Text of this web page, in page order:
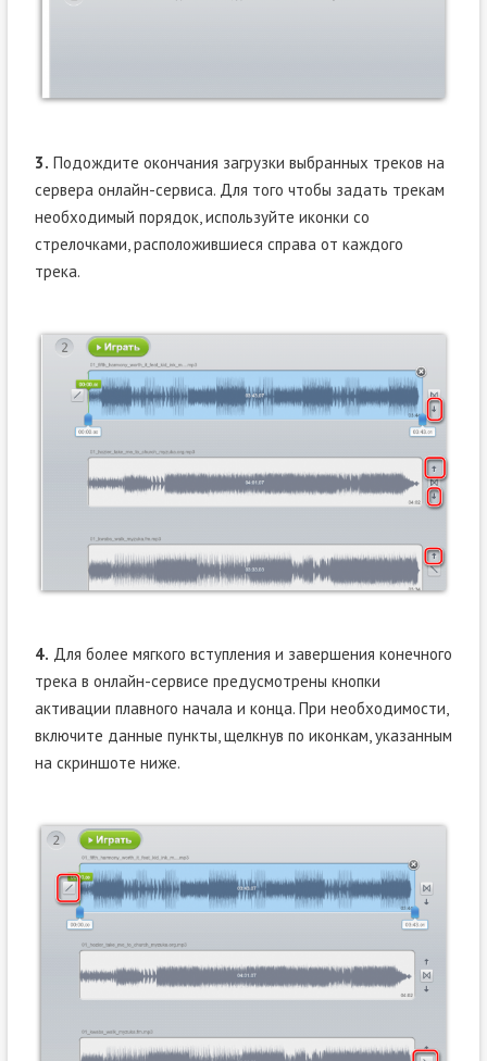
3. Подождите окончания загрузки выбранных треков на
сервера онлайн-сервиса. Для того чтобы задать трекам
необходимый порядок, используйте иконки со
стрелочками, расположившиеся справа от каждого
трека.
4. Для более мягкого вступления и завершения конечного
трека в онлайн-сервисе предусмотрены кнопки
активации плавного начала и конца. При необходимости,
включите данные пункты, щелкнув по иконкам, указанным
на скриншоте ниже.